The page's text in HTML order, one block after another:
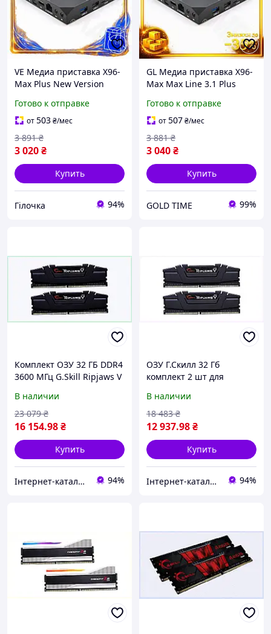
VE Медиа приставка X96-
Max Plus New Version
для потокового вещания
4 Гб ОЗУ 3 N6W_VER
Готово к отправке
от503₴/мес
3 020₴
3 891 ₴
Купить
Гілочка 94%
GL Медиа приставка X96-
Max Max Line 3.1 Plus
для потокового
телевидения сма LO31\PR
Готово к отправке
от507₴/мес
3 040₴
3 881 ₴
Купить
GOLD TIME 99%
Комплект ОЗУ 32 ГБ DDR4
3600 МГц G.Skill Ripjaws V
В наличии
16 154.98₴
23 079 ₴
Купить
Інтернет-каталог знижок "MODNO" 94%
ОЗУ Г.Скилл 32 Гб
комплект 2 шт для
В наличии
12 937.98₴
18 483 ₴
Купить
Інтернет-каталог знижок "MODNO" 94%